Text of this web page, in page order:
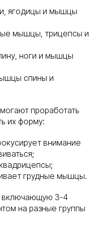
ягодицы и мышцы
мышцы, трицепсы и
ноги и мышцы
спины и
проработать
их форму:
внимание
грудные мышцы.
включающую 3-4
на разные группы